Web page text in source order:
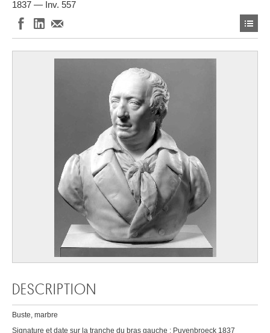
1837 — Inv. 557
DESCRIPTION
Buste, marbre
Signature et date sur la tranche du bras gauche : Puyenbroeck 1837